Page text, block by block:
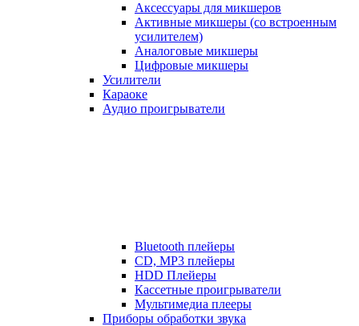
Аксессуары для микшеров
Активные микшеры (со встроенным
усилителем)
Аналоговые микшеры
Цифровые микшеры
Усилители
Караоке
Аудио проигрыватели
Bluetooth плейеры
CD, MP3 плейеры
HDD Плейеры
Кассетные проигрыватели
Мультимедиа плееры
Приборы обработки звука